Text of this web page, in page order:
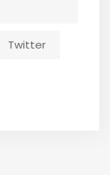
Twitter